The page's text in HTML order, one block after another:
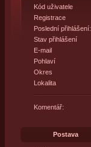
Kód uživatele
Registrace
Poslední přihlášení:
Stav přihlášení
E-mail
Pohlaví
Okres
Lokalita
Komentář:
Postava